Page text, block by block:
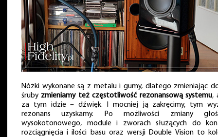
Nóżki wykonane są z metalu i gumy, dlatego zmieniając
śruby zmieniamy też częstotliwość rezonansową systemu,
za tym idzie – dźwięk. I mocniej ją zakręcimy, tym
rezonans uzyskamy. Po możliwości zmiany
wysokotonowego, module i zworach służących do
rozciągnięcia i ilości basu oraz wersji Double Vision to